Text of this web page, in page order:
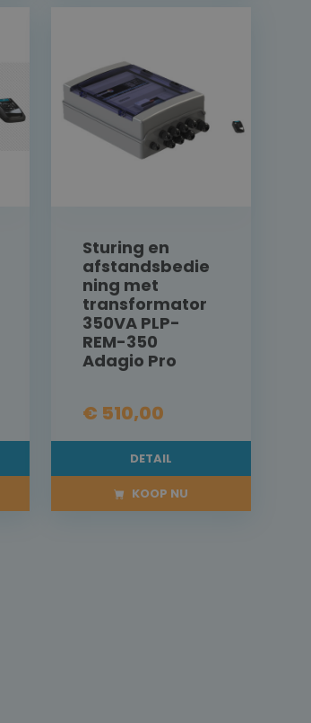
Sturing en
afstandsbedie
ning met
transformator
350VA PLP-
REM-350
Adagio Pro
€ 510,00
DETAIL
KOOP NU